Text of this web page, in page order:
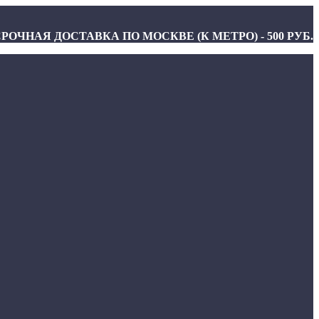
ДОСТАВКА ПО МОСКВЕ (К МЕТРО) - 500 РУБ.